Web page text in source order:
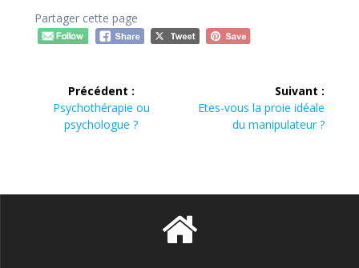
Partager cette page
Précédent :
Psychothérapie ou
psychologue ?
Suivant :
Etes-vous la proie idéale
du manipulateur ?